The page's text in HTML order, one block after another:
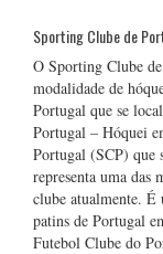
Sporting Clube de
O Sporting Clube
modalidade de
Portugal que se
Portugal – Hóquei
Portugal (SCP) que
representa uma das
clube atualmente. É
patins de Portugal
Futebol Clube do